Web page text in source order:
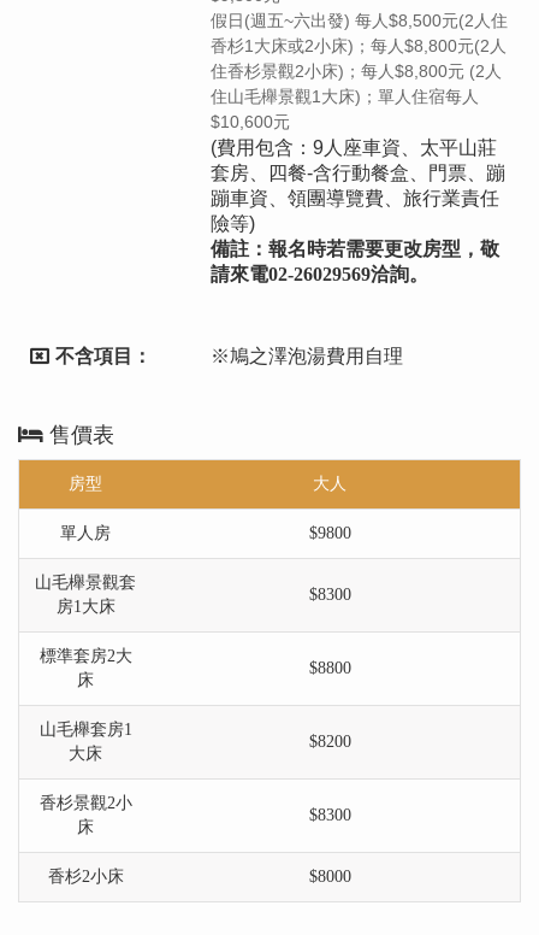
假日(週五~六出發) 每人$8,500元(2人住
香杉1大床或2小床)；每人$8,800元(2人
住香杉景觀2小床)；每人$8,800元 (2人
住山毛櫸景觀1大床)；單人住宿每人
$10,600元
(費用包含：9人座車資、太平山莊
套房、四餐-含行動餐盒、門票、蹦
蹦車資、領團導覽費、旅行業責任
險等)
備註：報名時若需要更改房型，敬
請來電02-26029569洽詢。
不含項目： ※鳩之澤泡湯費用自理
售價表
房型 大人
單人房 $9800
山毛櫸景觀套
房1大床
$8300
標準套房2大
床
$8800
山毛櫸套房1
大床
$8200
香杉景觀2小
床
$8300
香杉2小床 $8000